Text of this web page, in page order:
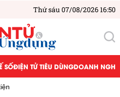
Thứ sáu 07/08/2026 16:50
SỐĐIỆN TỬ TIÊU DÙNGDOANH